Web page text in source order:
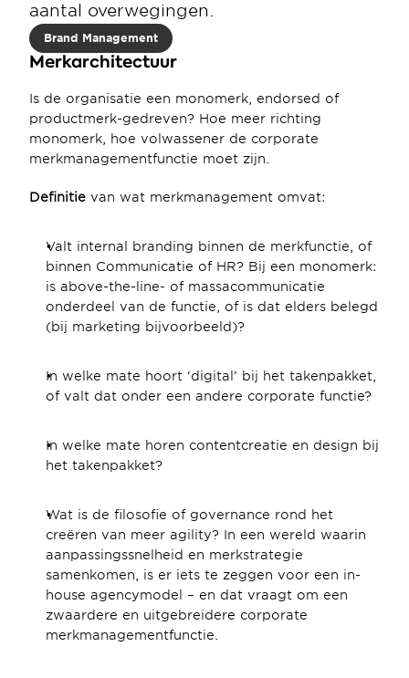
aantal overwegingen.
Brand Management
Merkarchitectuur
Is de organisatie een monomerk, endorsed of
productmerk-gedreven? Hoe meer richting
monomerk, hoe volwassener de corporate
merkmanagementfunctie moet zijn.
Definitie van wat merkmanagement omvat:
Valt internal branding binnen de merkfunctie, of
binnen Communicatie of HR? Bij een monomerk:
is above-the-line- of massacommunicatie
onderdeel van de functie, of is dat elders belegd
(bij marketing bijvoorbeeld)?
In welke mate hoort ‘digital’ bij het takenpakket,
of valt dat onder een andere corporate functie?
In welke mate horen contentcreatie en design bij
het takenpakket?
Wat is de filosofie of governance rond het
creëren van meer agility? In een wereld waarin
aanpassingssnelheid en merkstrategie
samenkomen, is er iets te zeggen voor een in-
house agencymodel – en dat vraagt om een
zwaardere en uitgebreidere corporate
merkmanagementfunctie.